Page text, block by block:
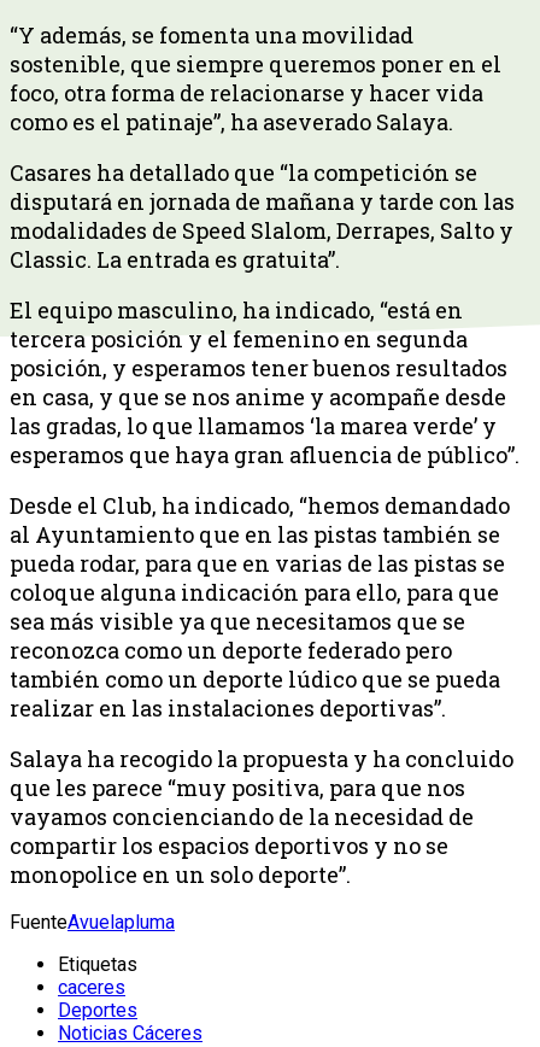
“Y además, se fomenta una movilidad
sostenible, que siempre queremos poner en el
foco, otra forma de relacionarse y hacer vida
como es el patinaje”, ha aseverado Salaya.
Casares ha detallado que “la competición se
disputará en jornada de mañana y tarde con las
modalidades de Speed Slalom, Derrapes, Salto y
Classic. La entrada es gratuita”.
El equipo masculino, ha indicado, “está en
tercera posición y el femenino en segunda
posición, y esperamos tener buenos resultados
en casa, y que se nos anime y acompañe desde
las gradas, lo que llamamos ‘la marea verde’ y
esperamos que haya gran afluencia de público”.
Desde el Club, ha indicado, “hemos demandado
al Ayuntamiento que en las pistas también se
pueda rodar, para que en varias de las pistas se
coloque alguna indicación para ello, para que
sea más visible ya que necesitamos que se
reconozca como un deporte federado pero
también como un deporte lúdico que se pueda
realizar en las instalaciones deportivas”.
Salaya ha recogido la propuesta y ha concluido
que les parece “muy positiva, para que nos
vayamos concienciando de la necesidad de
compartir los espacios deportivos y no se
monopolice en un solo deporte”.
FuenteAvuelapluma
Etiquetas
caceres
Deportes
Noticias Cáceres